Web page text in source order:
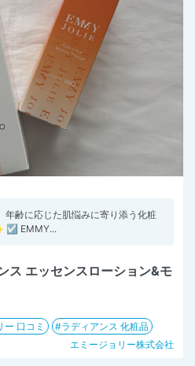
年齢に応じた肌悩みに寄り添う化粧
☑︎ EMMY...
ス エッセンスローション&モ
ー 口コミ
ラディアンス 化粧品
エミージョリー株式会社